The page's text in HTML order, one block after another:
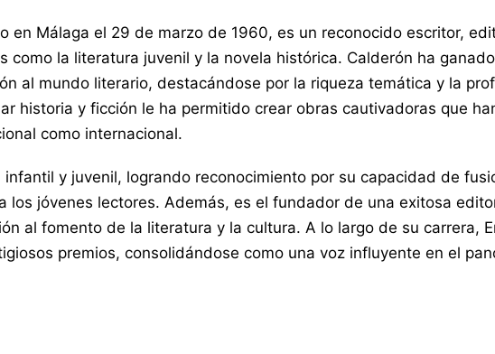
en Málaga el 29 de marzo de 1960, es un reconocido escritor,
como la literatura juvenil y la novela histórica. Calderón ha
al mundo literario, destacándose por la riqueza temática y la
historia y ficción le ha permitido crear obras cautivadoras que
como internacional.
y juvenil, logrando reconocimiento por su capacidad de
los jóvenes lectores. Además, es el fundador de una exitosa
al fomento de la literatura y la cultura. A lo largo de su carrera,
premios, consolidándose como una voz influyente en el